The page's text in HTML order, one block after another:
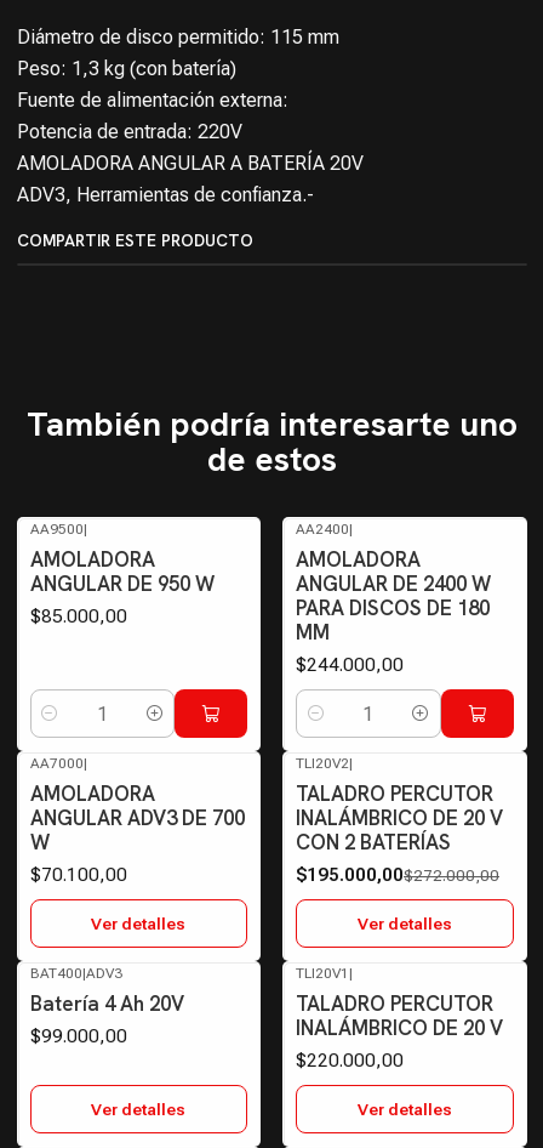
Diámetro de disco permitido: 115 mm
Peso: 1,3 kg (con batería)
Fuente de alimentación externa:
Potencia de entrada: 220V
AMOLADORA ANGULAR A BATERÍA 20V
ADV3, Herramientas de confianza.-
COMPARTIR ESTE PRODUCTO
También podría interesarte uno
de estos
AA9500|
AMOLADORA
ANGULAR DE 950 W
$85.000,00
Cantidad
AA2400|
AMOLADORA
ANGULAR DE 2400 W
PARA DISCOS DE 180
MM
$244.000,00
Cantidad
Agotado
AA7000|
AMOLADORA
ANGULAR ADV3 DE 700
W
$70.100,00
Ver detalles
-28%OFF
Agotado
TLI20V2|
TALADRO PERCUTOR
INALÁMBRICO DE 20 V
CON 2 BATERÍAS
$195.000,00$272.000,00
Ver detalles
Agotado
BAT400|ADV3
Batería 4 Ah 20V
$99.000,00
Ver detalles
Agotado
TLI20V1 |
TALADRO PERCUTOR
INALÁMBRICO DE 20 V
$220.000,00
Ver detalles